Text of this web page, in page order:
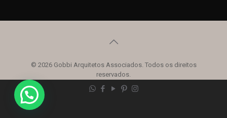
© 2026 Gobbi Arquitetos Associados. Todos os direitos
reservados.